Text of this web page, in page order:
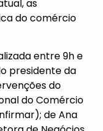
as
do comércio
entre 9h e
presidente da
do
do Comércio
de Ana